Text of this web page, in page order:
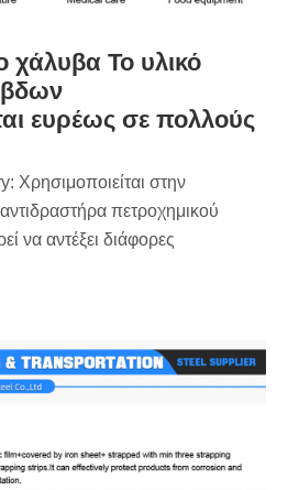
χάλυβα Το υλικό
ευρέως σε πολλούς
Χρησιμοποιείται στην
πετροχημικού
να αντέξει διάφορες